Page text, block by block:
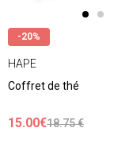
-20%
HAPE
Coffret de thé
15.00€18.75 €